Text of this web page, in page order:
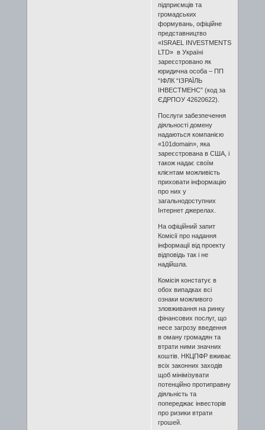
підприємців та
громадських
формувань, офіційне
представництво
«ISRAEL INVESTMENTS
LTD» в Україні
зареєстровано як
юридична особа – ПП
“ІФЛК “ІЗРАЇЛЬ
ІНВЕСТМЕНС” (код за
ЄДРПОУ 42620622).
Послуги забезпечення
діяльності домену
надаються компанією
«101domain», яка
зареєстрована в США, і
також надає своїм
клієнтам можливість
приховати інформацію
про них у
загальнодоступних
Інтернет джерелах.
На офіційний запит
Комісії про надання
інформації від проекту
відповідь так і не
надійшла.
Комісія констатує в
обох випадках всі
ознаки можливого
зловживання на ринку
фінансових послуг, що
несе загрозу введення
в оману громадян та
втрати ними значних
коштів. НКЦПФР вживає
всіх законних заходів
щоб мінімізувати
потенційно протиправну
діяльність та
попереджає інвесторів
про ризики втрати
грошей.